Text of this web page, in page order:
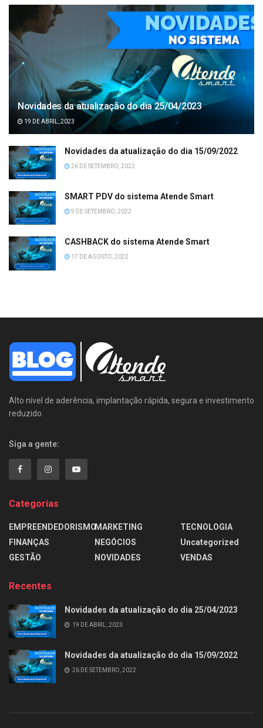
Novidades da atualização do dia 25/04/2023
19 DE ABRIL, 2023
Novidades da atualização do dia 15/09/2022
26 DE SETEMBRO, 2022
SMART PDV do sistema Atende Smart
9 DE SETEMBRO, 2022
CASHBACK do sistema Atende Smart
17 DE AGOSTO, 2022
Alto nível de aderência, implantação rápida, segura e investimento
reduzido.
Siga a gente:
Categorias
EMPREENDEDORISMO
FINANÇAS
GESTÃO
MARKETING
NEGÓCIOS
NOVIDADES
TECNOLOGIA
Uncategorized
VENDAS
Recentes
Novidades da atualização do dia 25/04/2023
19 DE ABRIL, 2023
Novidades da atualização do dia 15/09/2022
26 DE SETEMBRO, 2022